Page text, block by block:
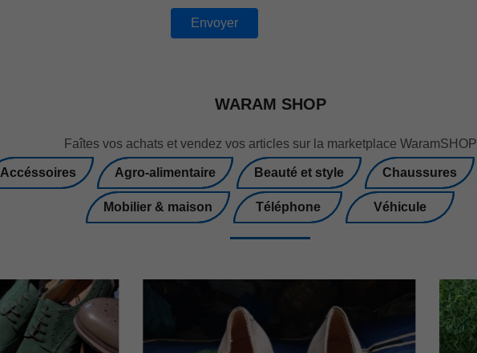
WARAM SHOP
Faîtes vos achats et vendez vos articles sur la marketplace WaramSHOP
Accéssoires Agro-alimentaire Beauté et style Chaussures
Mobilier & maison Téléphone Véhicule